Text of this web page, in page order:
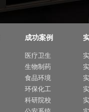
成功案例
医疗卫生
生物制药
食品环境
环保化工
科研院校